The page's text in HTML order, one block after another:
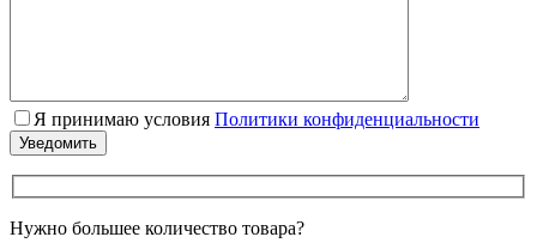
Я принимаю условия Политики конфиденциальности
Нужно большее количество товара?